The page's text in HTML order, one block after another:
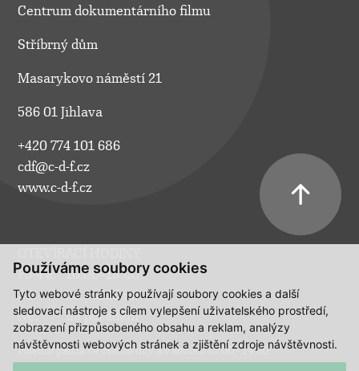
Používáme soubory cookies
Tyto webové stránky používají soubory cookies a další
sledovací nástroje s cílem vylepšení uživatelského prostředí,
zobrazení přizpůsobeného obsahu a reklam, analýzy
návštěvnosti webových stránek a zjištění zdroje návštěvnosti.
Centrum dokumentárního filmu
Stříbrný dům
Masarykovo náměstí 21
586 01 Jihlava
+420 774 101 686
cdf@c-d-f.cz
www.c-d-f.cz
Po–Pá:
10.00–18.00
So:
na požádání
Ne:
na požádání
Polední pauza ve všední dny a v sobotu 13:00 - 14:00.